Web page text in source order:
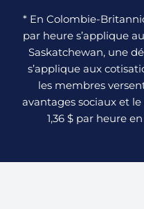
* En Colombie-
par heure s’applique
Saskatchewan, une
s’applique aux
les membres
avantages sociaux et
1,36 $ par heure